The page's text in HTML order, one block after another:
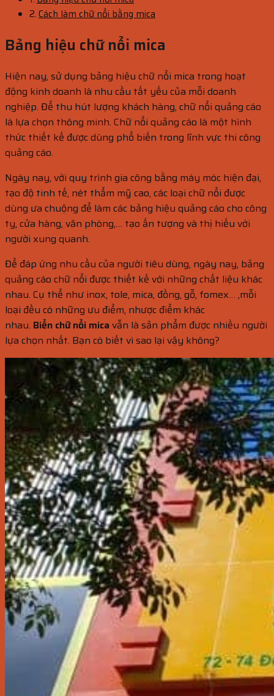
Cách làm chữ nổi bằng mica
Bảng hiệu chữ nổi mica
Hiện nay, sử dụng bảng hiệu chữ nổi mica trong hoạt
động kinh doanh là nhu cầu tất yếu của mỗi doanh
nghiệp. Để thu hút lượng khách hàng, chữ nổi quảng cáo
là lựa chọn thông minh. Chữ nổi quảng cáo là một hình
thức thiết kế được dùng phổ biến trong lĩnh vực thi công
quảng cáo.
Ngày nay, với quy trình gia công bằng máy móc hiện đại,
tạo độ tinh tế, nét thẩm mỹ cao, các loại chữ nổi được
dùng ưa chuộng để làm các bảng hiệu quảng cáo cho công
ty, cửa hàng, văn phòng,… tạo ấn tượng và thị hiếu với
người xung quanh.
Để đáp ứng nhu cầu của người tiêu dùng, ngày nay, bảng
quảng cáo chữ nổi được thiết kế với những chất liệu khác
nhau. Cụ thể như inox, tole, mica, đồng, gỗ, fomex… ,mỗi
loại đều có những ưu điểm, nhược điểm khác
nhau. Biển chữ nổi mica vẫn là sản phẩm được nhiều người
lựa chọn nhất. Bạn có biết vì sao lại vậy không?